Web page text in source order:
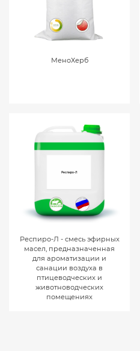
МеноХерб
Респиро-Л
Респиро-Л - смесь эфирных
масел, предназначенная
для ароматизации и
санации воздуха в
птицеводческих и
животноводческих
помещениях